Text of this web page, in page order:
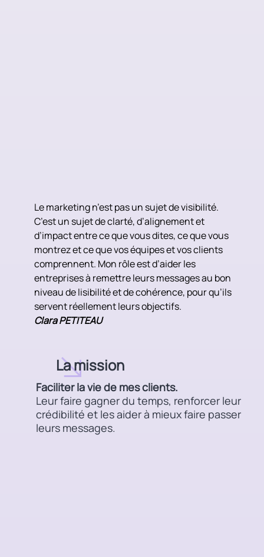
Le marketing n’est pas un sujet de visibilité.
C’est un sujet de clarté, d’alignement et
d’impact entre ce que vous dites, ce que vous
montrez et ce que vos équipes et vos clients
comprennent. Mon rôle est d’aider les
entreprises à remettre leurs messages au bon
niveau de lisibilité et de cohérence, pour qu’ils
servent réellement leurs objectifs.
Clara PETITEAU
La mission
Faciliter la vie de mes clients.
Leur faire gagner du temps, renforcer leur
crédibilité et les aider à mieux faire passer
leurs messages.